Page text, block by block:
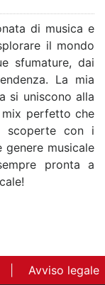
di musica e
il mondo
sfumature, dai
La mia
si uniscono alla
mix perfetto che
scoperte con i
musicale
pronta a
Avviso legale